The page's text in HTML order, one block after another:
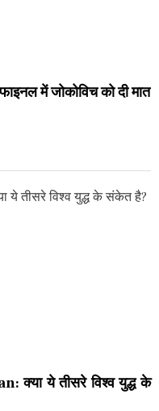
में जोकोविच को दी मात
ये तीसरे विश्व युद्ध के